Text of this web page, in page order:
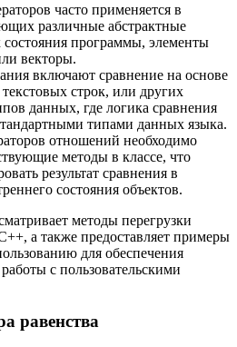
часто применяется в
различные абстрактные
состояния программы, элементы
векторы.
включают сравнение на основе
строк, или других
данных, где логика сравнения
типами данных языка.
отношений необходимо
методы в классе, что
результат сравнения в
состояния объектов.
методы перегрузки
а также предоставляет примеры
для обеспечения
с пользовательскими
равенства